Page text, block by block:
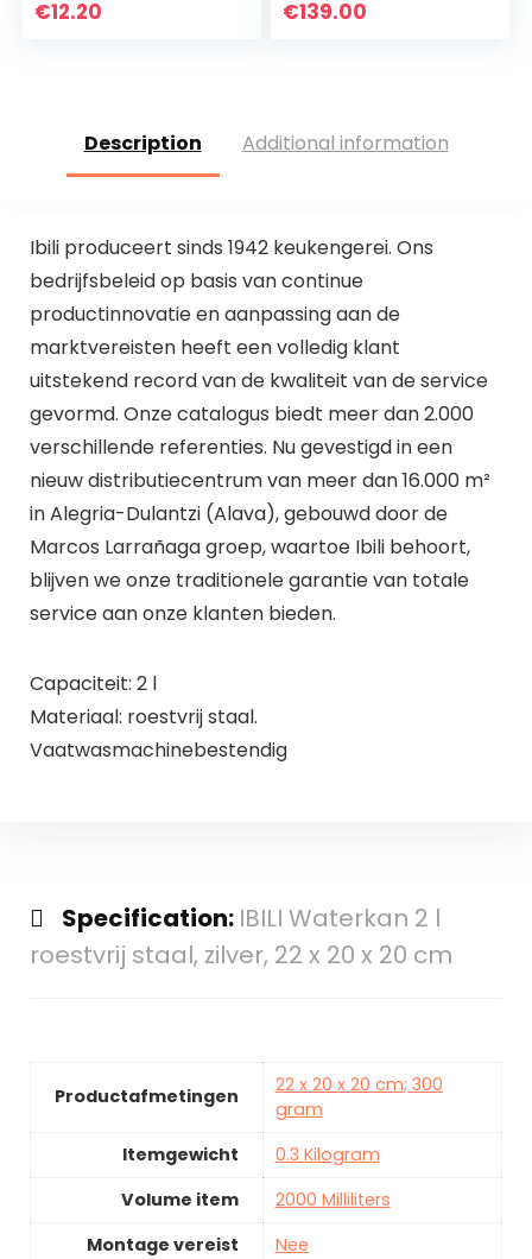
€12.20
modern
€139.00
Description Additional information
Ibili produceert sinds 1942 keukengerei. Ons
bedrijfsbeleid op basis van continue
productinnovatie en aanpassing aan de
marktvereisten heeft een volledig klant
uitstekend record van de kwaliteit van de service
gevormd. Onze catalogus biedt meer dan 2.000
verschillende referenties. Nu gevestigd in een
nieuw distributiecentrum van meer dan 16.000 m²
in Alegria-Dulantzi (Alava), gebouwd door de
Marcos Larrañaga groep, waartoe Ibili behoort,
blijven we onze traditionele garantie van totale
service aan onze klanten bieden.
Capaciteit: 2 l
Materiaal: roestvrij staal.
Vaatwasmachinebestendig
Specification: IBILI Waterkan 2 l
roestvrij staal, zilver, 22 x 20 x 20 cm
Productafmetingen
22 x 20 x 20 cm; 300
gram
Itemgewicht
0.3 Kilogram
Volume item
2000 Milliliters
Montage vereist
Nee